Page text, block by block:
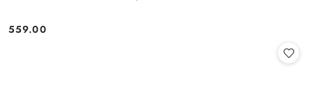
Cena:
559.00